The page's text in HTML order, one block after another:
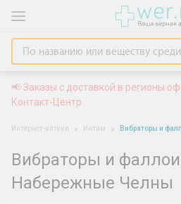
📢 Заказы с доставкой в регионы
Контакт-Центр
Интернет-аптека Интим Вибраторы и
Вибраторы и
Набережные Челны